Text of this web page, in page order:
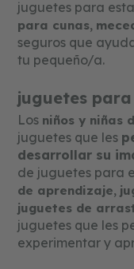
factores que
Maduración
su
El desarrollo
se divide en
etapa
demás
del habla.
12 meses)
desde el
juguetes para
para cunas,
seguros que
tu pequeño/a.
juguetes para
Los niños y niñas
juguetes que les
desarrollar su
de juguetes para
de aprendizaje,
juguetes de
juguetes que les
experimentar y